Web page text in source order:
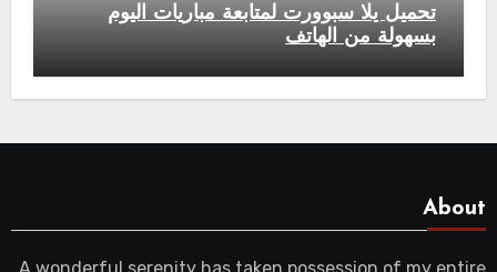
تحميل يلا سبوورت لمتابعة مباريات اليوم
بسهولة من الهاتف
About
A wonderful serenity has taken possession of my entire